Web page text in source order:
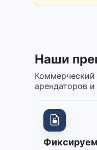
Наши
арендаторов